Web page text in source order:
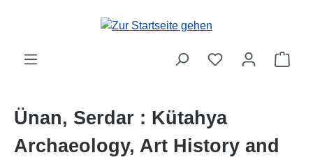
Zum Hauptinhalt springen
Ünan, Serdar : Kütahya
Archaeology, Art History and